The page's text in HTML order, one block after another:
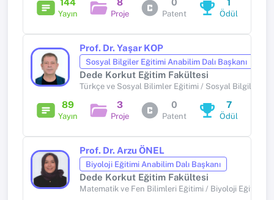
144
Yayın
8
Proje
0
Patent
1
Ödül
Prof. Dr. Yaşar KOP
Sosyal Bilgiler Eğitimi Anabilim Dalı Başkanı
Dede Korkut Eğitim Fakültesi
Türkçe ve Sosyal Bilimler Eğitimi / Sosyal Bilgiler
89
Yayın
3
Proje
0
Patent
7
Ödül
Prof. Dr. Arzu ÖNEL
Biyoloji Eğitimi Anabilim Dalı Başkanı
Dede Korkut Eğitim Fakültesi
Matematik ve Fen Bilimleri Eğitimi / Biyoloji Eğitimi